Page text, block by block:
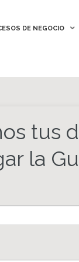
DE NEGOCIO
DE NEGOCIO
tus
la